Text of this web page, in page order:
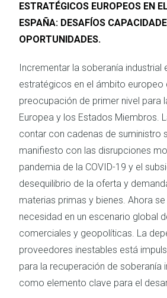
ESTRATÉGICOS EUROPEOS EN
ESPAÑA: DESAFÍOS
OPORTUNIDADES.
Incrementar la soberanía industrial
estratégicos en el ámbito europeo
preocupación de primer nivel para
Europea y los Estados Miembros.
contar con cadenas de suministro
manifiesto con las disrupciones
pandemia de la COVID-19 y el
desequilibrio de la oferta y
materias primas y bienes. Ahora
necesidad en un escenario global
comerciales y geopolíticas. La
proveedores inestables está
para la recuperación de soberanía
como elemento clave para el